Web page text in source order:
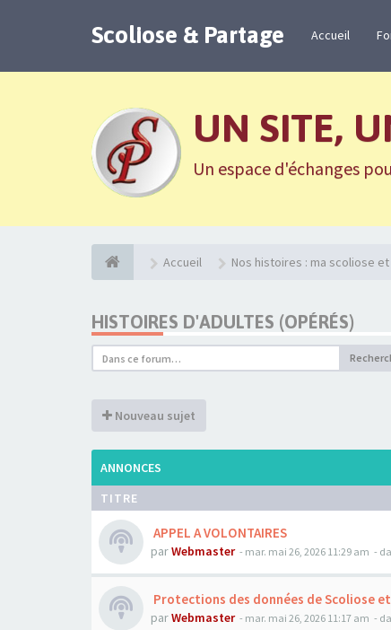
Scoliose & Partage Accueil
UN SITE,
Un espace d'échanges
Accueil Nos histoires : ma scoliose et
HISTOIRES D'ADULTES (OPÉRÉS)
Nouveau sujet
ANNONCES
TITRE
APPEL A VOLONTAIRES
parWebmaster - mar. mai 26, 2026 11:29 am -
Protections des données de Scoliose
parWebmaster - mar. mai 26, 2026 11:17 am -